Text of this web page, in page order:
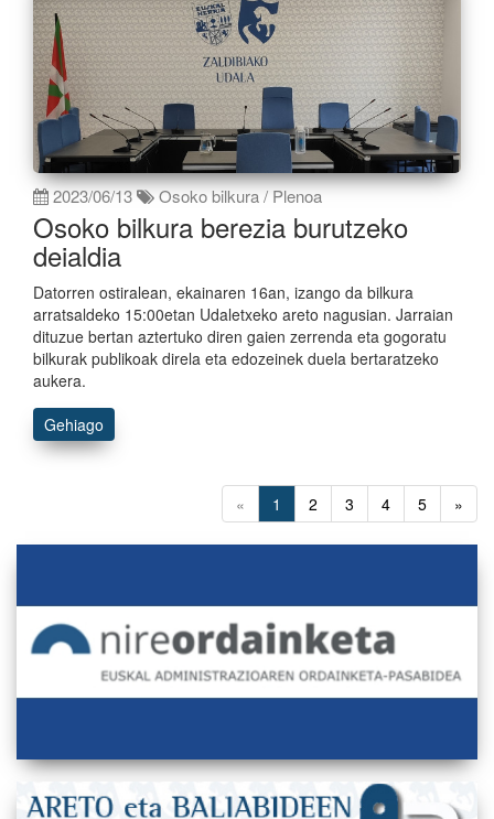
2023/06/13 Osoko bilkura / Plenoa
Osoko bilkura berezia burutzeko
deialdia
Datorren ostiralean, ekainaren 16an, izango da bilkura
arratsaldeko 15:00etan Udaletxeko areto nagusian. Jarraian
dituzue bertan aztertuko diren gaien zerrenda eta gogoratu
bilkurak publikoak direla eta edozeinek duela bertaratzeko
aukera.
Gehiago
« 1 2 3 4 5 »